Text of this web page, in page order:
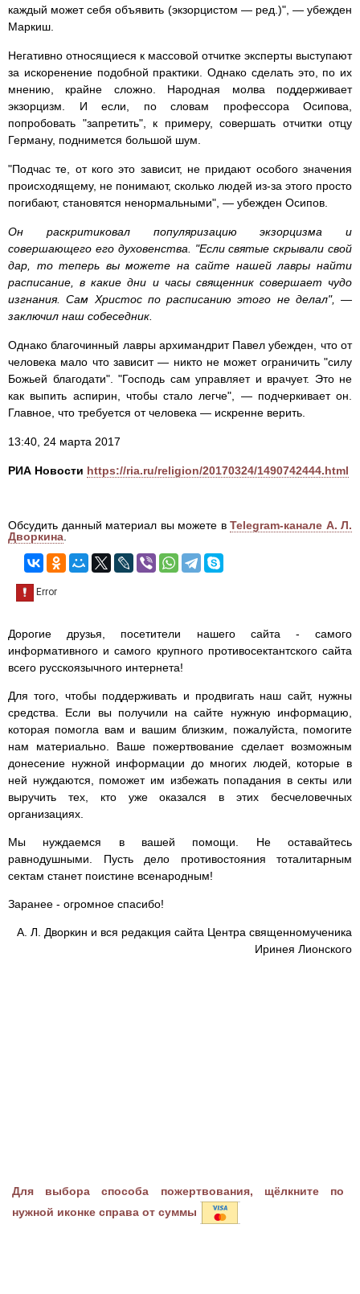
каждый может себя объявить (экзорцистом — ред.)", — убежден
Маркиш.
Негативно относящиеся к массовой отчитке эксперты выступают
за искоренение подобной практики. Однако сделать это, по их
мнению, крайне сложно. Народная молва поддерживает
экзорцизм. И если, по словам профессора Осипова,
попробовать "запретить", к примеру, совершать отчитки отцу
Герману, поднимется большой шум.
"Подчас те, от кого это зависит, не придают особого значения
происходящему, не понимают, сколько людей из-за этого просто
погибают, становятся ненормальными", — убежден Осипов.
Он раскритиковал популяризацию экзорцизма и
совершающего его духовенства. "Если святые скрывали свой
дар, то теперь вы можете на сайте нашей лавры найти
расписание, в какие дни и часы священник совершает чудо
изгнания. Сам Христос по расписанию этого не делал", —
заключил наш собеседник.
Однако благочинный лавры архимандрит Павел убежден, что от
человека мало что зависит — никто не может ограничить "силу
Божьей благодати". "Господь сам управляет и врачует. Это не
как выпить аспирин, чтобы стало легче", — подчеркивает он.
Главное, что требуется от человека — искренне верить.
13:40, 24 марта 2017
РИА Новости https://ria.ru/religion/20170324/1490742444.html
Обсудить данный материал вы можете в Telegram-канале А. Л.
Дворкина
Дорогие друзья, посетители нашего сайта - самого
информативного и самого крупного противосектантского сайта
всего русскоязычного интернета!
Для того, чтобы поддерживать и продвигать наш сайт, нужны
средства. Если вы получили на сайте нужную информацию,
которая помогла вам и вашим близким, пожалуйста, помогите
нам материально. Ваше пожертвование сделает возможным
донесение нужной информации до многих людей, которые в
ней нуждаются, поможет им избежать попадания в секты или
выручить тех, кто уже оказался в этих бесчеловечных
организациях.
Мы нуждаемся в вашей помощи. Не оставайтесь
равнодушными. Пусть дело противостояния тоталитарным
сектам станет поистине всенародным!
Заранее - огромное спасибо!
А. Л. Дворкин и вся редакция сайта Центра священномученика
Иринея Лионского
Для выбора способа пожертвования, щёлкните по
нужной иконке справа от суммы